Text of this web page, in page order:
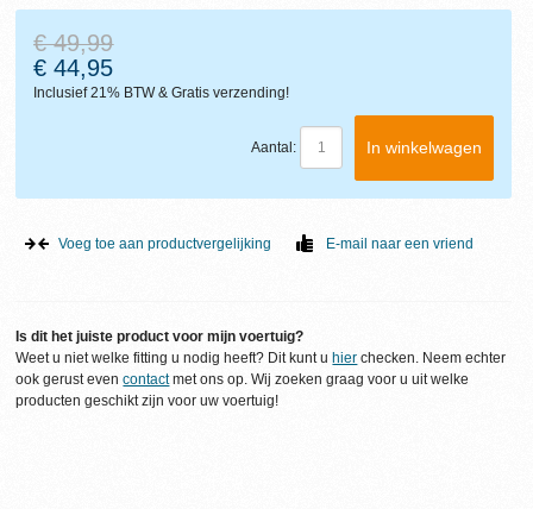
€ 49,99
€ 44,95
Inclusief 21% BTW &Gratis verzending!
Aantal: In winkelwagen
Voeg toe aan productvergelijking E-mail naar een vriend
Is dit het juiste product voor mijn voertuig?
Weet u niet welke fitting u nodig heeft? Dit kunt u hier checken. Neem echter
ook gerust evencontactmet ons op. Wij zoeken graag voor u uit welke
producten geschikt zijn voor uw voertuig!